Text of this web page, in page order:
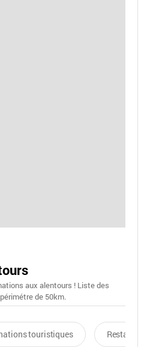
aux alentours ! Liste des
de 50km.
touristiques Restaurants